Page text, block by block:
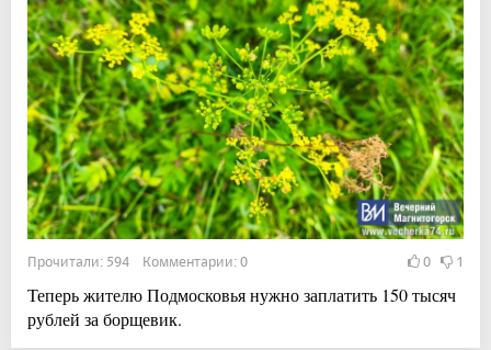
Прочитали: 594 Комментарии: 0 0 1
Теперь жителю Подмосковья нужно заплатить 150 тысяч
рублей за борщевик.